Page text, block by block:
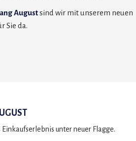
Augustsind wir mit unserem neuen
Sie da.
Einkaufserlebnis unter neuer Flagge.